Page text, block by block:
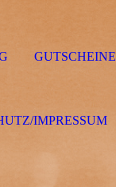
GUTSCHEINE
IMPRESSUM